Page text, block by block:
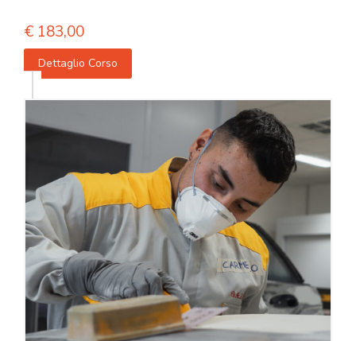
€ 183,00
Dettaglio Corso